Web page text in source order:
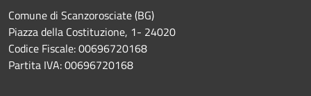
Comune di Scanzorosciate (BG)
Piazza della Costituzione, 1- 24020
Codice Fiscale: 00696720168
Partita IVA: 00696720168